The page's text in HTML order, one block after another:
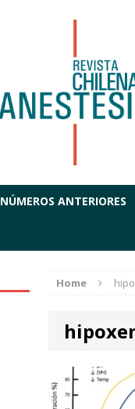
NÚMEROS ANTERIORES
Home